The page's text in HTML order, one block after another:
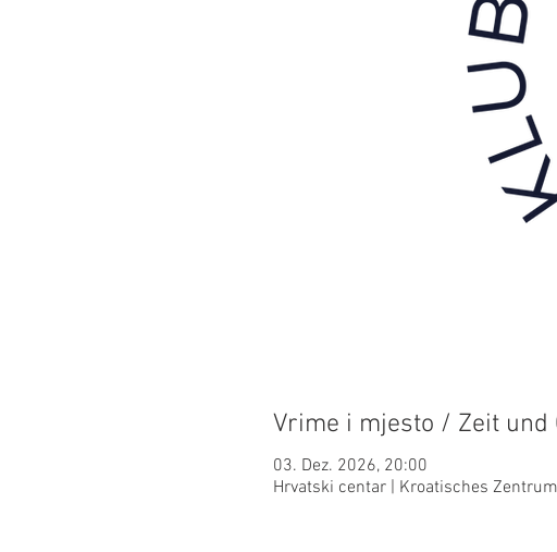
Vrime i mjesto / Zeit und
03. Dez. 2026, 20:00
Hrvatski centar | Kroatisches